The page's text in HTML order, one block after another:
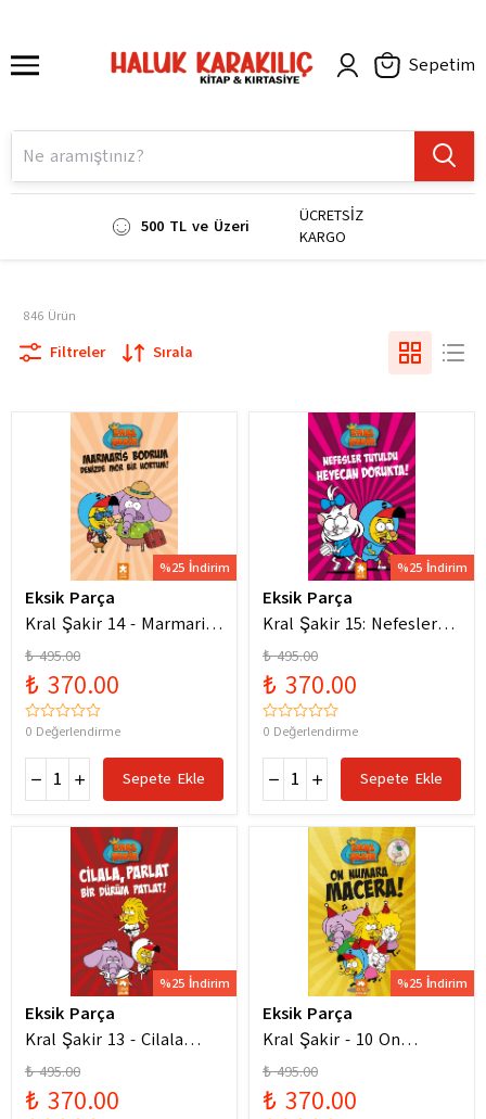
Sepetim
500 TL ve Üzeri
ÜCRETSİZ
KARGO
846 Ürün
Filtreler Sırala
%25 İndirim
Eksik Parça
Kral Şakir 14 - Marmaris
Bodrum Denizde Mor Bir
Hortum
₺ 495.00
₺ 370.00
0 Değerlendirme
Sepete Ekle
%25 İndirim
Eksik Parça
Kral Şakir 15: Nefesler
Tutuldu Heyecan Dorukta
₺ 495.00
₺ 370.00
0 Değerlendirme
Sepete Ekle
%25 İndirim
Eksik Parça
Kral Şakir 13 - Cilala
Parlat Bir Dürüm Patlat!
₺ 495.00
₺ 370.00
%25 İndirim
Eksik Parça
Kral Şakir - 10 On
Numara Macera Ciltli
₺ 495.00
₺ 370.00